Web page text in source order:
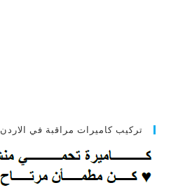
تركيب كاميرات مراقبة في الاردن